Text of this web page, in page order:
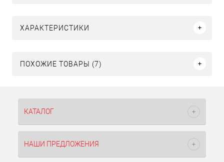
ХАРАКТЕРИСТИКИ
ПОХОЖИЕ ТОВАРЫ (7)
КАТАЛОГ
НАШИ ПРЕДЛОЖЕНИЯ